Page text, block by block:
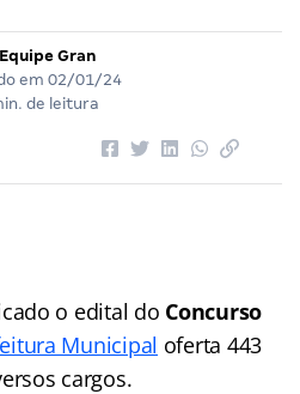
Equipe Gran
em 02/01/24
de leitura
o edital do Concurso
Municipal oferta 443
cargos.